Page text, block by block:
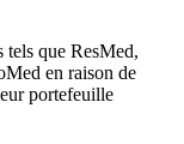
tels que ResMed,
en raison de
portefeuille